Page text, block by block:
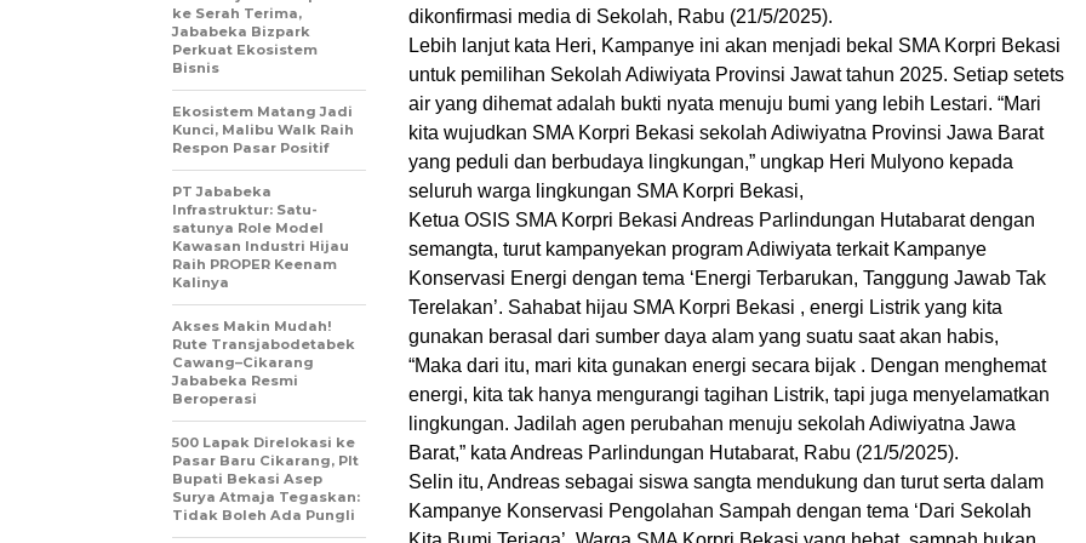
dikonfirmasi media di Sekolah, Rabu (21/5/2025).
Lebih lanjut kata Heri, Kampanye ini akan menjadi bekal SMA Korpri Bekasi
untuk pemilihan Sekolah Adiwiyata Provinsi Jawat tahun 2025. Setiap setets
air yang dihemat adalah bukti nyata menuju bumi yang lebih Lestari. “Mari
kita wujudkan SMA Korpri Bekasi sekolah Adiwiyatna Provinsi Jawa Barat
yang peduli dan berbudaya lingkungan,” ungkap Heri Mulyono kepada
seluruh warga lingkungan SMA Korpri Bekasi,
Ketua OSIS SMA Korpri Bekasi Andreas Parlindungan Hutabarat dengan
semangta, turut kampanyekan program Adiwiyata terkait Kampanye
Konservasi Energi dengan tema ‘Energi Terbarukan, Tanggung Jawab Tak
Terelakan’. Sahabat hijau SMA Korpri Bekasi , energi Listrik yang kita
gunakan berasal dari sumber daya alam yang suatu saat akan habis,
“Maka dari itu, mari kita gunakan energi secara bijak . Dengan menghemat
energi, kita tak hanya mengurangi tagihan Listrik, tapi juga menyelamatkan
lingkungan. Jadilah agen perubahan menuju sekolah Adiwiyatna Jawa
Barat,” kata Andreas Parlindungan Hutabarat, Rabu (21/5/2025).
Selin itu, Andreas sebagai siswa sangta mendukung dan turut serta dalam
Kampanye Konservasi Pengolahan Sampah dengan tema ‘Dari Sekolah
ke Serah Terima,
Jababeka Bizpark
Perkuat Ekosistem
Bisnis
Ekosistem Matang Jadi
Kunci, Malibu Walk Raih
Respon Pasar Positif
PT Jababeka
Infrastruktur: Satu-
satunya Role Model
Kawasan Industri Hijau
Raih PROPER Keenam
Kalinya
Akses Makin Mudah!
Rute Transjabodetabek
Cawang–Cikarang
Jababeka Resmi
Beroperasi
500 Lapak Direlokasi ke
Pasar Baru Cikarang, Plt
Bupati Bekasi Asep
Surya Atmaja Tegaskan:
Tidak Boleh Ada Pungli